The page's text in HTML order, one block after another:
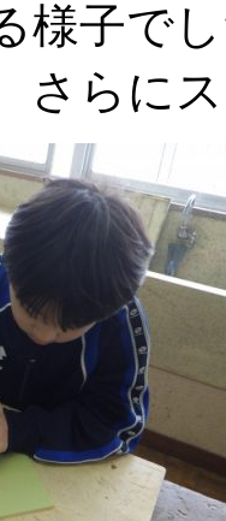
様子で
さらに